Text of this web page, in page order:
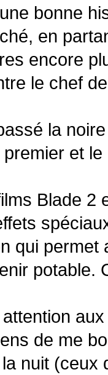
bonne
en
encore
le chef
la
et
Blade 2
qui
potable.
de me
nuit